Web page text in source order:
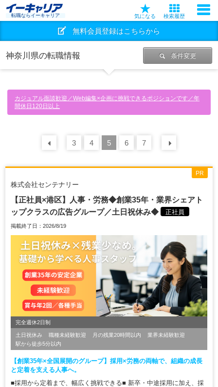
転職ならイーキャリア 気になる 検索履歴
無料会員登録はこちらから
神奈川県の転職情報 条件変更
カジュアル面談歓迎／Web編集×企画に挑戦できるポジションです／年
間休日120日以上
前の 30
3 4 5 6 7
株式会社センテナリー
【正社員×港区】人事・労務◆創業35年・業界シェアト
ップクラスの広告グループ／土日祝休み◆
正社員
掲載終了日：2026/8/19
完全週休2日制
土日祝休み 職種未経験歓迎 月の残業20時間以内
業界未経験歓迎
駅から徒歩5分以内
【創業35年×全国展開のグループ】採用×労務の両軸で、組織の成長
と定着を支える人事へ。
■採用から定着まで、幅広く挑戦できる■ 新卒・中途採用に加え、採
PR